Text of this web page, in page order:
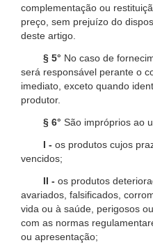
complementação ou
preço, sem prejuízo do
deste artigo.
§ 5° No caso de
será responsável perante o
imediato, exceto quando
produtor.
§ 6° São impróprios ao
I - os produtos cujos
vencidos;
II - os produtos
avariados, falsificados,
vida ou à saúde, perigosos
com as normas
ou apresentação;